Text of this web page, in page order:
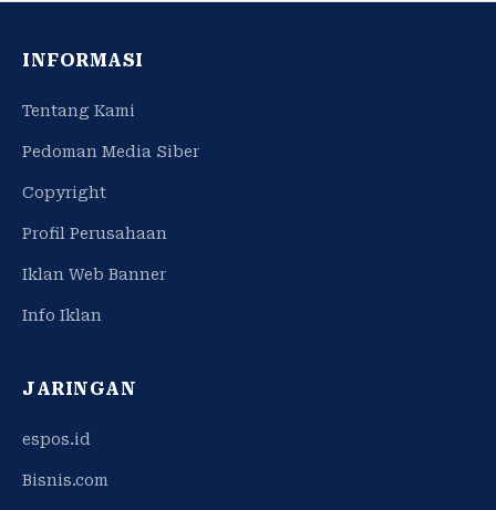
INFORMASI
Tentang Kami
Pedoman Media Siber
Copyright
Profil Perusahaan
Iklan Web Banner
Info Iklan
JARINGAN
espos.id
Bisnis.com